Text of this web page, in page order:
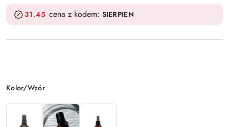
31.45 cena z kodem: SIERPIEN
Wariant
Kolor/Wzór